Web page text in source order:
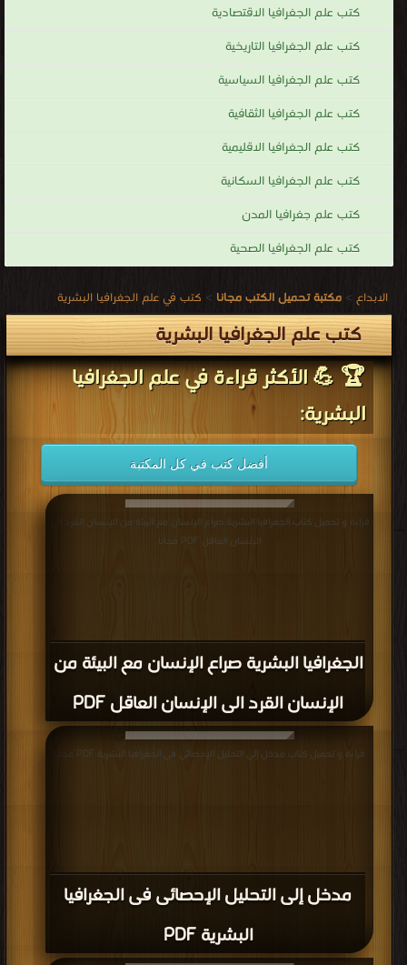
كتب علم الجغرافيا الاقتصادية
كتب علم الجغرافيا التاريخية
كتب علم الجغرافيا السياسية
كتب علم الجغرافيا الثقافية
كتب علم الجغرافيا الاقليمية
كتب علم الجغرافيا السكانية
كتب علم جغرافيا المدن
كتب علم الجغرافيا الصحية
الابداع > مكتبة تحميل الكتب مجانا > كتب في علم الجغرافيا البشرية
كتب علم الجغرافيا البشرية
🏆 💪 الأكثر قراءة في علم الجغرافيا
البشرية:
أفضل كتب في كل المكتبة
الجغرافيا البشرية صراع الإنسان مع البيئة من
الإنسان القرد الى الإنسان العاقل PDF
قراءة و تحميل كتاب الجغرافيا البشرية صراع الإنسان مع البيئة من الإنسان القرد الى
الإنسان العاقل PDF مجانا
مدخل إلى التحليل الإحصائى فى الجغرافيا
البشرية PDF
قراءة و تحميل كتاب مدخل إلى التحليل الإحصائى فى الجغرافيا البشرية PDF مجانا